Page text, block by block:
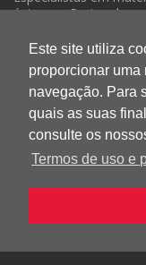
Este site utiliza
proporcionar
navegação. Para
quais as suas
consulte os
Termos de uso e
única em Portugal e
( +351)
geral@run.pt
RUN.PT
CATEGORIAS
APOIO AO CLIENTE
© 2026